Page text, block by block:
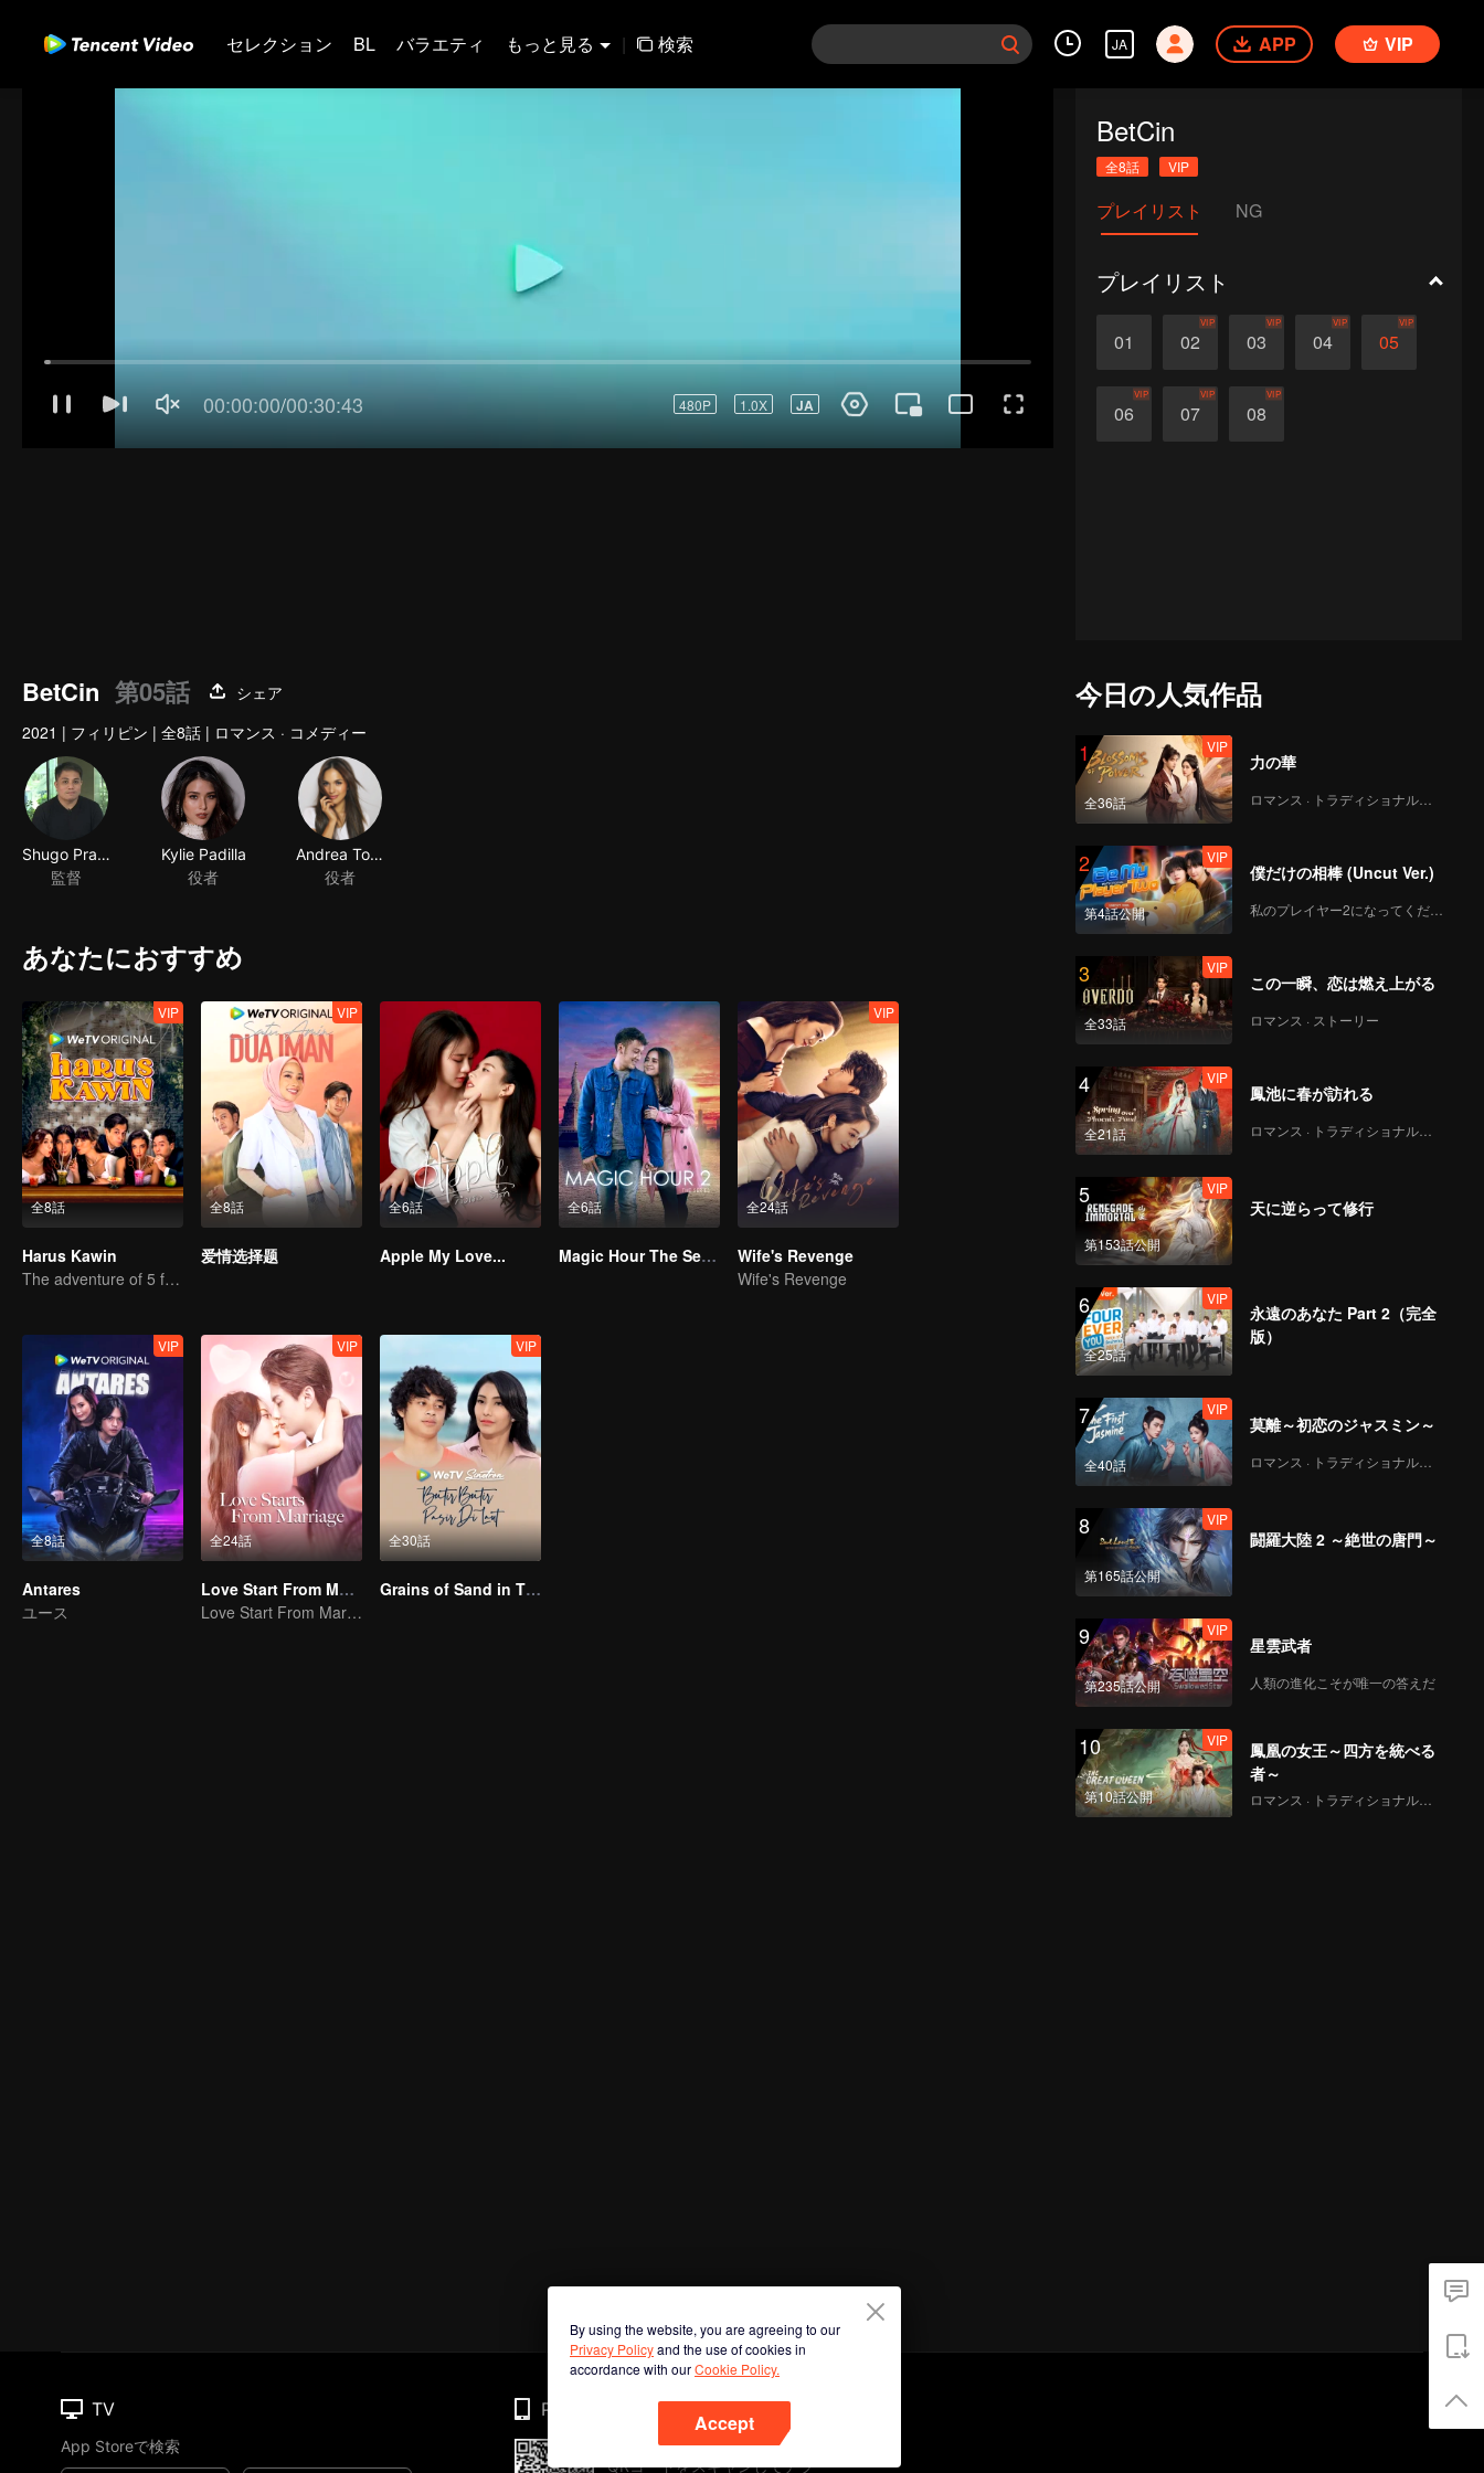
セレクション BL バラエティ もっと見る | 検索 JA APP VIP
BetCin
全8話 VIP
プレイリスト NG
プレイリスト
01 02
VIP
03
VIP
04
VIP
05
VIP
06
VIP
07
VIP
08
VIP
BetCin 第05話
シェア
2021 | フィリピン | 全8話 | ロマンス · コメディー
あなたにおすすめ
全8話
VIP
Harus Kawin
The adventure of 5 friends looking for a soulmate!
全8話
VIP
爱情选择题
全6話
Apple My Love...
全6話
Magic Hour The Series S2
全24話
VIP
Wife's Revenge
Wife's Revenge
全8話
VIP
Antares
ユース
全24話
VIP
Love Start From Marriage
Love Start From Marriage
全30話
VIP
Grains of Sand in The Sea
今日の人気作品
1
全36話
VIP
力の華
ロマンス · トラディショナル・コスチューム
2
第4話公開
VIP
僕だけの相棒 (Uncut Ver.)
私のプレイヤー2になってください
3
全33話
VIP
この一瞬、恋は燃え上がる
ロマンス · ストーリー
4
全21話
VIP
鳳池に春が訪れる
ロマンス · トラディショナル・コスチューム
5
第153話公開
VIP
天に逆らって修行
6
全25話
VIP
永遠のあなた Part 2（完全
版）
7
全40話
VIP
莫離～初恋のジャスミン～
ロマンス · トラディショナル・コスチューム
8
第165話公開
VIP
闘羅大陸 2 ～絶世の唐門～
9
第235話公開
VIP
星雲武者
人類の進化こそが唯一の答えだ
10
第10話公開
VIP
鳳凰の女王～四方を統べる
者～
ロマンス · トラディショナル・コスチューム · ファンタジー
By using the website, you are agreeing to our
Privacy Policyand the use of cookies in
accordance with ourCookie Policy.
Accept
TV
App Storeで検索
Phone
QRコードをスキャンしてアプ